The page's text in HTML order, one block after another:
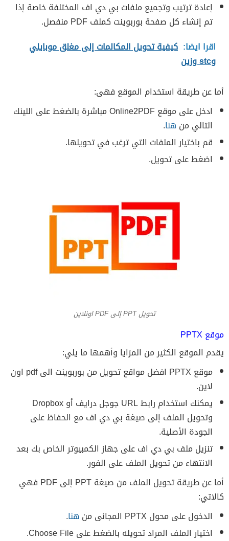
إعادة ترتيب وتجميع ملفات بي دي اف المختلفة خاصة إذا
تم إنشاء كل صفحة بوربوينت كملف PDF منفصل.
اقرا ايضا: كيفية تحويل المكالمات إلى مغلق موبايلي
وstc وزين
أما عن طريقة استخدام الموقع فهى:
ادخل على موقع Online2PDF مباشرة بالضغط على اللينك
التالي من هنا.
قم باختيار الملفات التي ترغب في تحويلها.
اضغط على تحويل.
تحويل PPT إلى PDF اونلاين
موقع PPTX
يقدم الموقع الكثير من المزايا وأهمها ما يلي:
موقع PPTX افضل مواقع تحويل من بوربوينت الى pdf اون
لاين.
يمكنك استخدام رابط URL جوجل درايف أو Dropbox
وتحويل الملف إلى صيغة بي دي اف مع الحفاظ على
الجودة الأصلية.
تنزيل ملف بي دي اف على جهاز الكمبيوتر الخاص بك بعد
الانتهاء من تحويل الملف على الفور.
أما عن طريقة تحويل الملف من صيغة PPT إلى PDF فهي
كالاتي:
الدخول على محول PPTX المجانى من
هنا.
اختيار الملف المراد تحويله بالضغط على Choose File.